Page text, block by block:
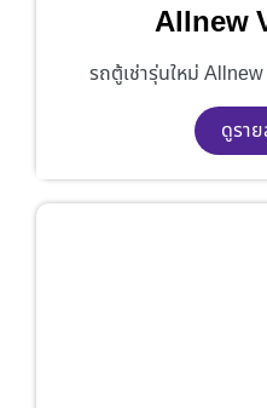
Allnew
รถตู้เช่ารุ่นใหม่
ดูรา